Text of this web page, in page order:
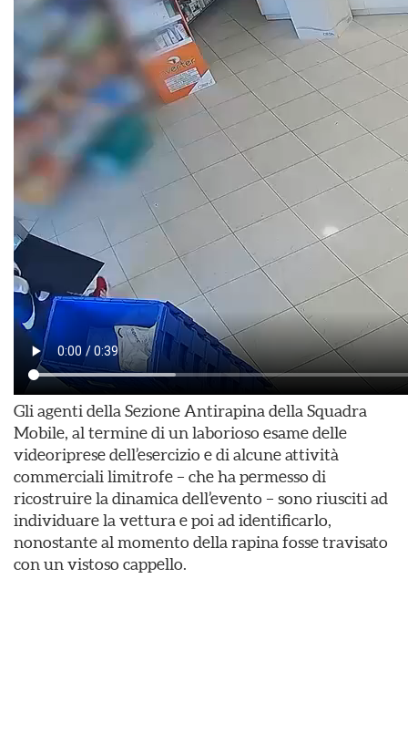
Gli agenti della Sezione Antirapina della Squadra
Mobile, al termine di un laborioso esame delle
videoriprese dell’esercizio e di alcune attività
commerciali limitrofe – che ha permesso di
ricostruire la dinamica dell’evento – sono riusciti ad
individuare la vettura e poi ad identificarlo,
nonostante al momento della rapina fosse travisato
con un vistoso cappello.